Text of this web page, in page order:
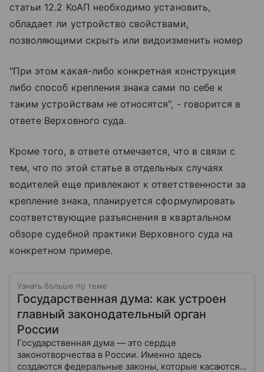
статьи 12.2 КоАП необходимо установить,
обладает ли устройство свойствами,
позволяющими скрыть или видоизменить номер
"При этом какая-либо конкретная конструкция
либо способ крепления знака сами по себе к
таким устройствам не относятся", - говорится в
ответе Верховного суда.
Кроме того, в ответе отмечается, что в связи с
тем, что по этой статье в отдельных случаях
водителей еще привлекают к ответственности за
крепление знака, планируется сформулировать
соответствующие разъяснения в квартальном
обзоре судебной практики Верховного суда на
конкретном примере.
Узнать больше по теме
Государственная дума: как устроен
главный законодательный орган
России
Государственная дума — это сердце
законотворчества в России. Именно здесь
создаются федеральные законы, которые касаются